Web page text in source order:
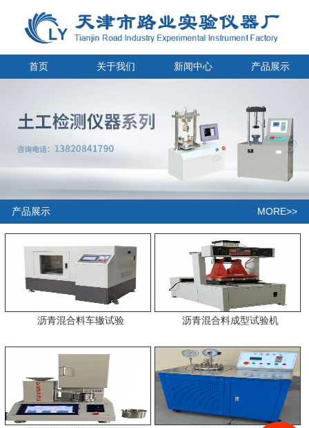
首页 关于我们 新闻中心 产品展示
产品展示 MORE>>
沥青混合料车辙试验 沥青混合料成型试验机